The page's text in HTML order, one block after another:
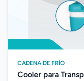
CADENA DE FRÍO
Cooler para